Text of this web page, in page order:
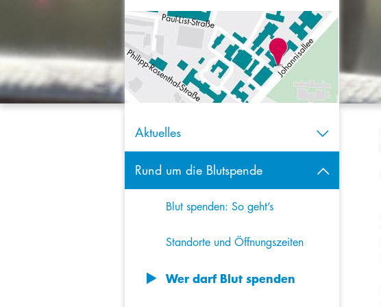
Aktuelles
Rund um die Blutspende
Blut spenden: So geht’s
Standorte und Öffnungszeiten
8 Wer darf Blut spenden